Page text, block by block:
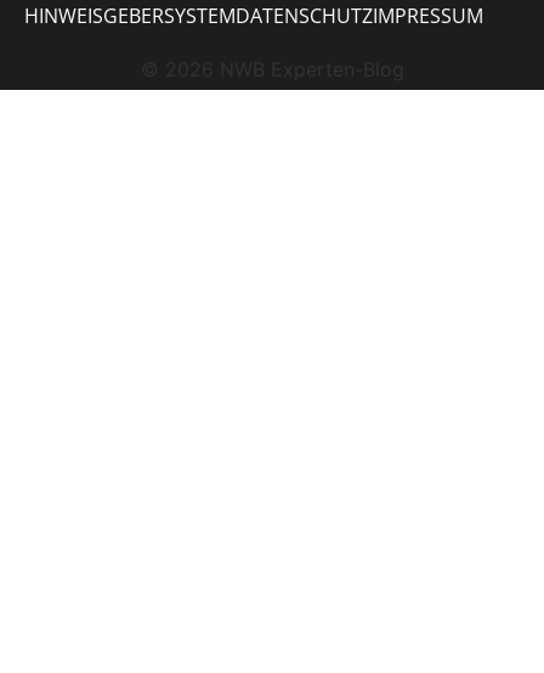
© 2026 NWB Experten-Blog
HINWEISGEBERSYSTEMDATENSCHUTZIMPRESSUM